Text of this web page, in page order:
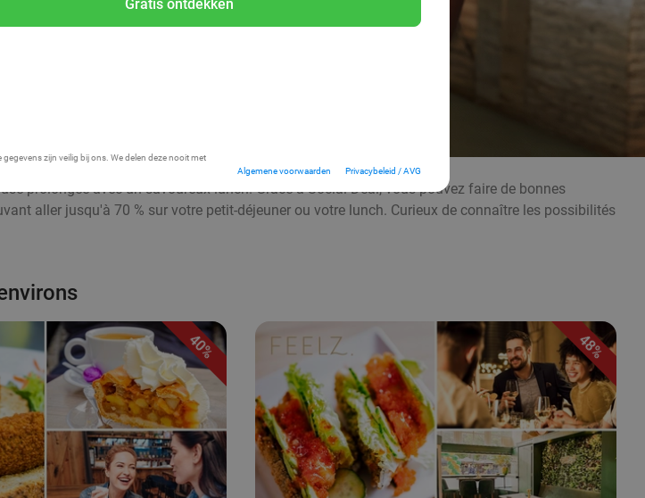
Gratis ontdekken
gegevens zijn veilig bij ons. We delen deze nooit met
Algemene voorwaarden Privacybeleid / AVG
prolongée avec un savoureux lunch. Grâce à Social Deal, vous pouvez faire de bonnes
aller jusqu'à 70 % sur votre petit-déjeuner ou votre lunch. Curieux de connaître les possibilités
40% 48%